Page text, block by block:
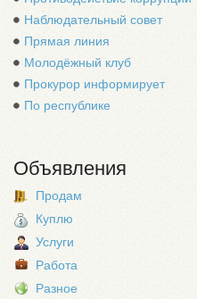
Наблюдательный совет
Прямая линия
Молодёжный клуб
Прокурор информирует
По республике
Объявления
Продам
Куплю
Услуги
Работа
Разное